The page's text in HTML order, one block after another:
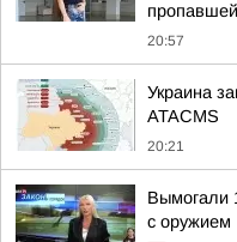
20:57
Украина
ATACMS
20:21
Вымогали
с оружием